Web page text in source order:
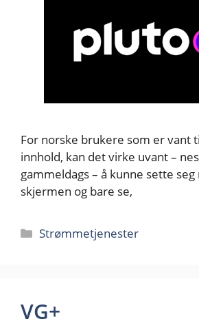
For norske brukere som er vant
innhold, kan det virke uvant –
gammeldags – å kunne sette
skjermen og bare se,
Kategorier
Strømmetjenester
VG+